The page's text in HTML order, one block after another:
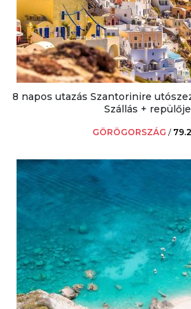
8 napos utazás Szantorinire
Szállás +
GÖRÖGORSZÁG /